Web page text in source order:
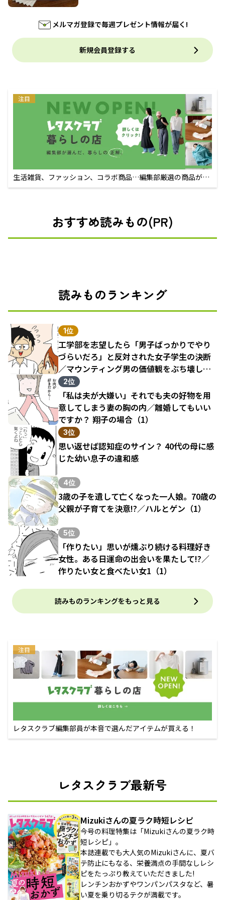
メルマガ登録で毎週プレゼント情報が届く!
新規会員登録する
注目
生活雑貨、ファッション、コラボ商品…編集部厳選の商品が買
えるECサイト
おすすめ読みもの(PR)
読みものランキング
1位
工学部を志望したら「男子ばっかりでやり
づらいだろ」と反対された女子学生の決断
／マウンティング男の価値観をぶち壊した
結果（1）
2位
「私は夫が大嫌い」それでも夫の好物を用
意してしまう妻の胸の内／離婚してもいい
ですか？ 翔子の場合（1）
3位
思い返せば認知症のサイン？ 40代の母に感
じた幼い息子の違和感
4位
3歳の子を遺して亡くなった一人娘。70歳の
父親が子育てを決意!?／ハルとゲン（1）
5位
「作りたい」思いが燻ぶり続ける料理好き
女性。ある日運命の出会いを果たして!?／
作りたい女と食べたい女1（1）
読みものランキングをもっと見る
注目
レタスクラブ編集部員が本音で選んだアイテムが買える！
レタスクラブ最新号
Mizukiさんの夏ラク時短レシピ
今号の料理特集は「Mizukiさんの夏ラク時
短レシピ」。
本誌連載でも大人気のMizukiさんに、夏バ
テ防止にもなる、栄養満点の手間なしレシ
ピをたっぷり教えていただきました!
レンチンおかずやワンパンパスタなど、暑
い夏を乗り切るテクが満載です。